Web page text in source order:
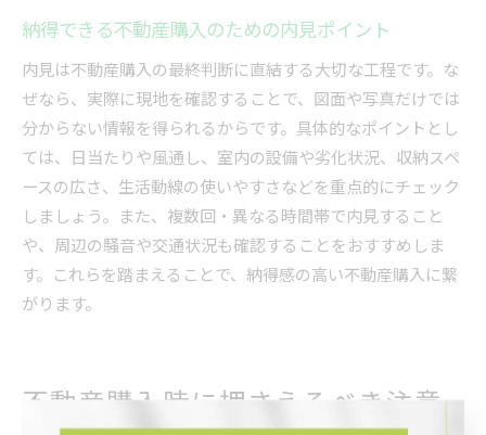
納得できる不動産購入のための内見ポイント
内見は不動産購入の最終判断に直結する大切な工程です。な
ぜなら、実際に現地を確認することで、図面や写真だけでは
分からない情報を得られるからです。具体的なポイントとし
ては、日当たりや風通し、室内の設備や劣化状況、収納スペ
ースの広さ、生活動線の使いやすさなどを重点的にチェック
しましょう。また、複数回・異なる時間帯で内見すること
や、周辺の騒音や交通状況も確認することをおすすめしま
す。これらを踏まえることで、納得感の高い不動産購入に繋
がります。
不動産購入時に押さえるべき注意